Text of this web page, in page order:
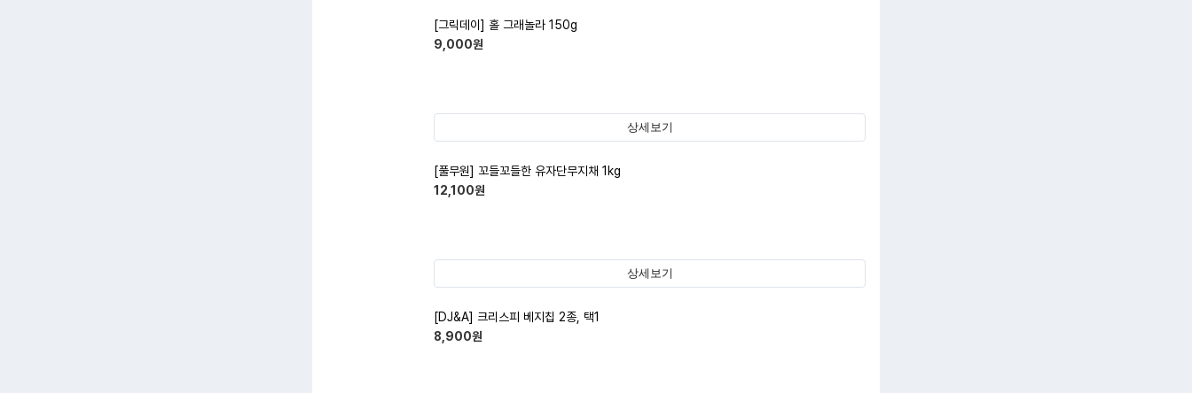
[그릭데이] 홀 그래놀라 150g
9,000원
상세보기
[풀무원] 꼬들꼬들한 유자단무지채 1kg
12,100원
상세보기
[DJ&A] 크리스피 베지칩 2종, 택1
8,900원